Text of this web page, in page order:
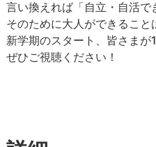
言い換えれば「自立・自活で
そのために大人ができること
新学期のスタート、皆さまが
ぜひご視聴ください！